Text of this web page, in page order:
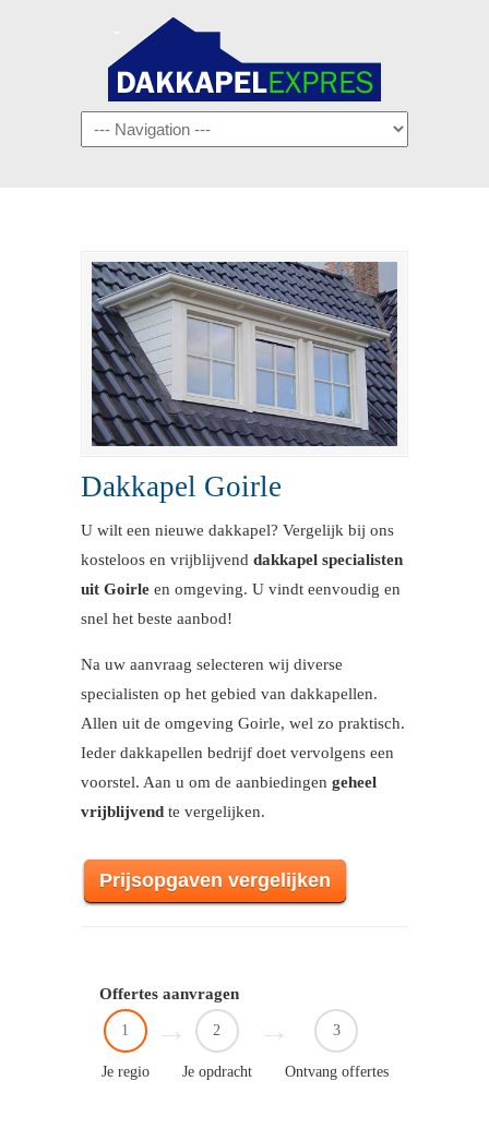
Navigation
Dakkapel Goirle
U wilt een nieuwe dakkapel? Vergelijk bij ons
kosteloos en vrijblijvend dakkapel specialisten
uit Goirle en omgeving. U vindt eenvoudig en
snel het beste aanbod!
Na uw aanvraag selecteren wij diverse
specialisten op het gebied van dakkapellen.
Allen uit de omgeving Goirle, wel zo praktisch.
Ieder dakkapellen bedrijf doet vervolgens een
voorstel. Aan u om de aanbiedingen geheel
vrijblijvend te vergelijken.
Prijsopgaven vergelijken
Offertes aanvragen
1
Je regio
2
Je opdracht
3
Ontvang offertes